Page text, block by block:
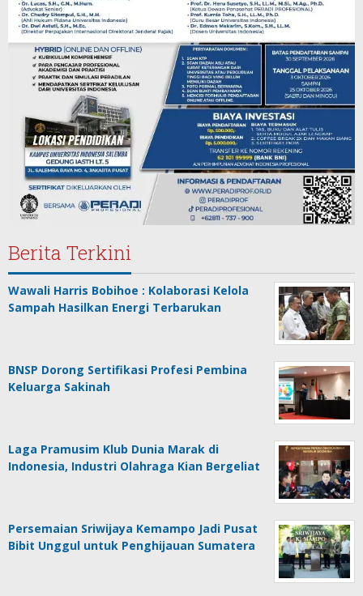
Berita Terkini
Wawali Harris Bobihoe : Kolaborasi Kelola
Sampah Hasilkan Energi Terbarukan
BNSP Dorong Sertifikasi Profesi Pembina
Keluarga Sakinah
Laga Pramusim Klub Dunia Marak di
Indonesia, Industri Olahraga Kian Bergeliat
Persemaian Sriwijaya Kemampo Jadi Pusat
Bibit Unggul untuk Penghijauan Sumatera